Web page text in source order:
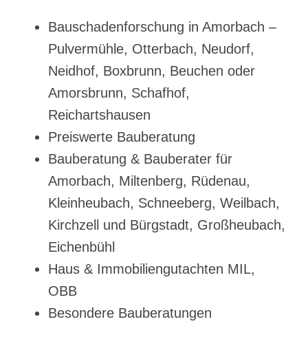
Bauschadenforschung in Amorbach –
Pulvermühle, Otterbach, Neudorf,
Neidhof, Boxbrunn, Beuchen oder
Amorsbrunn, Schafhof,
Reichartshausen
Preiswerte Bauberatung
Bauberatung & Bauberater für
Amorbach, Miltenberg, Rüdenau,
Kleinheubach, Schneeberg, Weilbach,
Kirchzell und Bürgstadt, Großheubach,
Eichenbühl
Haus & Immobiliengutachten MIL,
OBB
Besondere Bauberatungen